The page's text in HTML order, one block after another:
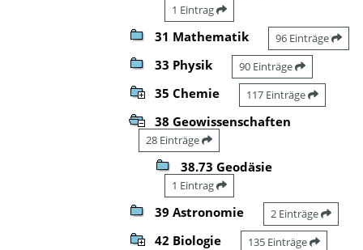
1 Eintrag
31 Mathematik 96 Einträge
33 Physik 90 Einträge
35 Chemie 117 Einträge
38 Geowissenschaften
28 Einträge
38.73 Geodäsie
1 Eintrag
39 Astronomie 2 Einträge
42 Biologie 135 Einträge